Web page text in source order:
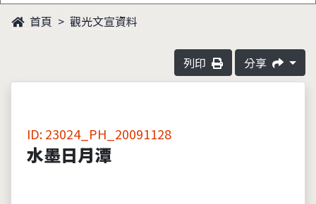
首頁 觀光文宣資料
列印 分享
ID: 23024_PH_20091128
水墨日月潭